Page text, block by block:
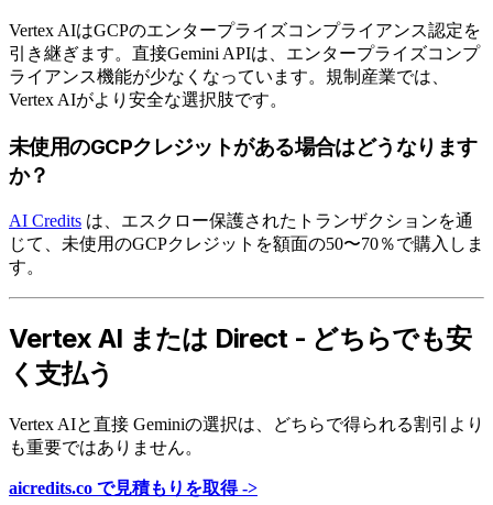
Vertex AIはGCPのエンタープライズコンプライアンス認定を
引き継ぎます。直接Gemini APIは、エンタープライズコンプ
ライアンス機能が少なくなっています。規制産業では、
Vertex AIがより安全な選択肢です。
未使用のGCPクレジットがある場合はどうなります
か？
AI Credits は、エスクロー保護されたトランザクションを通
じて、未使用のGCPクレジットを額面の50〜70％で購入しま
す。
Vertex AI または Direct - どちらでも安
く支払う
Vertex AIと直接 Geminiの選択は、どちらで得られる割引より
も重要ではありません。
aicredits.co で見積もりを取得 ->